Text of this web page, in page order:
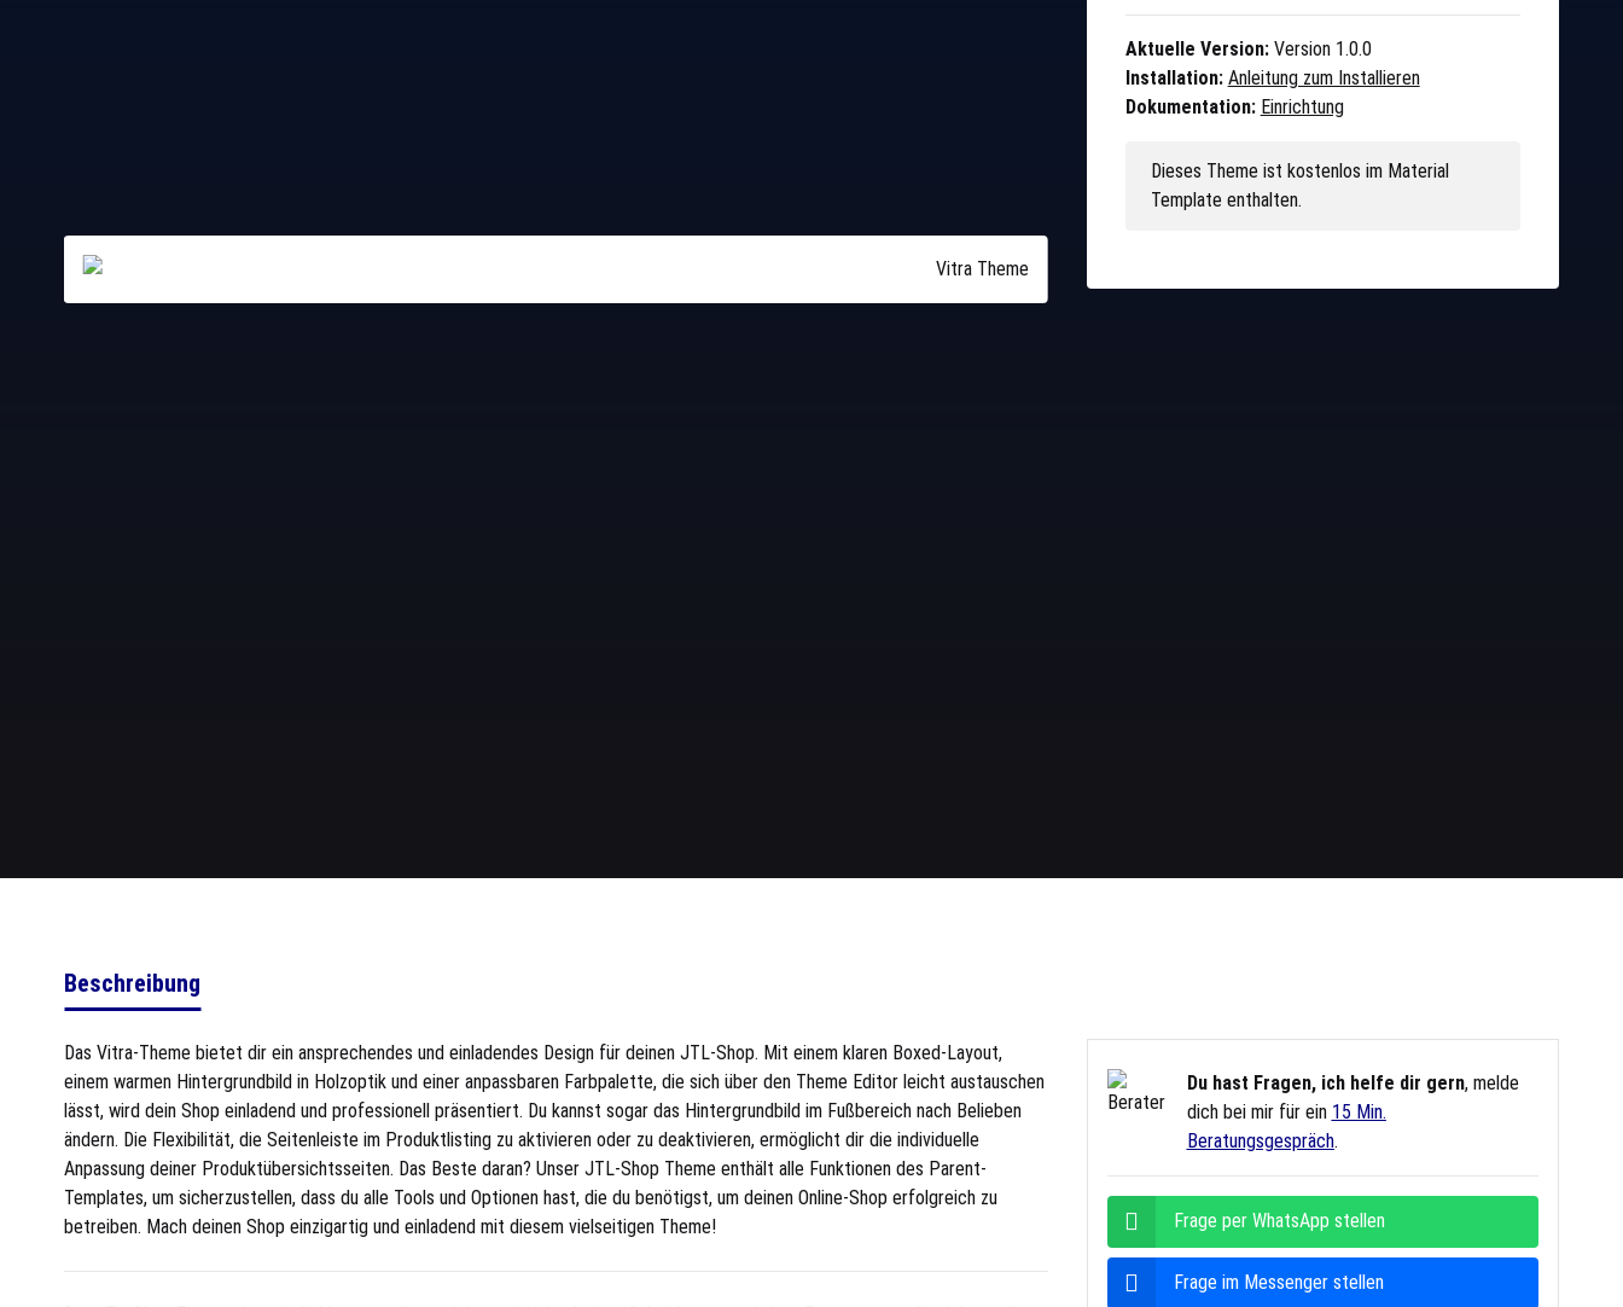
Aktuelle Version:Version 1.0.0
Installation: Anleitung zum Installieren
Dokumentation: Einrichtung
Dieses Theme ist kostenlos im Material
Template enthalten.
Beschreibung
Das Vitra-Theme bietet dir ein ansprechendes und einladendes Design für deinen JTL-Shop. Mit einem klaren Boxed-Layout,
einem warmen Hintergrundbild in Holzoptik und einer anpassbaren Farbpalette, die sich über den Theme Editor leicht austauschen
lässt, wird dein Shop einladend und professionell präsentiert. Du kannst sogar das Hintergrundbild im Fußbereich nach Belieben
ändern. Die Flexibilität, die Seitenleiste im Produktlisting zu aktivieren oder zu deaktivieren, ermöglicht dir die individuelle
Anpassung deiner Produktübersichtsseiten. Das Beste daran? Unser JTL-Shop Theme enthält alle Funktionen des Parent-
Templates, um sicherzustellen, dass du alle Tools und Optionen hast, die du benötigst, um deinen Online-Shop erfolgreich zu
betreiben. Mach deinen Shop einzigartig und einladend mit diesem vielseitigen Theme!
Du hast Fragen, ich helfe dir gern, melde
dich bei mir für ein 15 Min.
Beratungsgespräch.
Frage per WhatsApp stellen
Frage im Messenger stellen